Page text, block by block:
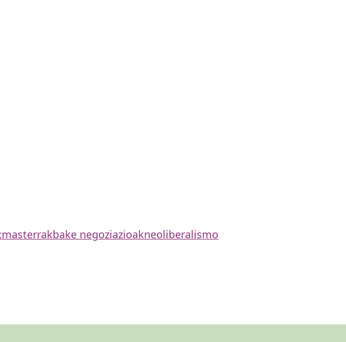
masterrakbake negoziazioakneoliberalismo